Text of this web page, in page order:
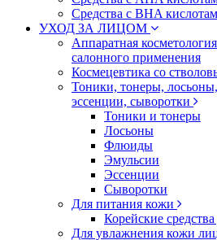
Средства с BHA
УХОД ЗА ЛИЦОМ
Аппаратная
салонного применения
Космецевтика со
Тоники, тонеры,
эссенции, сыворотки
Тоники и тонеры
Лосьоны
Флюиды
Эмульсии
Эссенции
Сыворотки
Для питания кожи
Корейские
Для увлажнения кожи